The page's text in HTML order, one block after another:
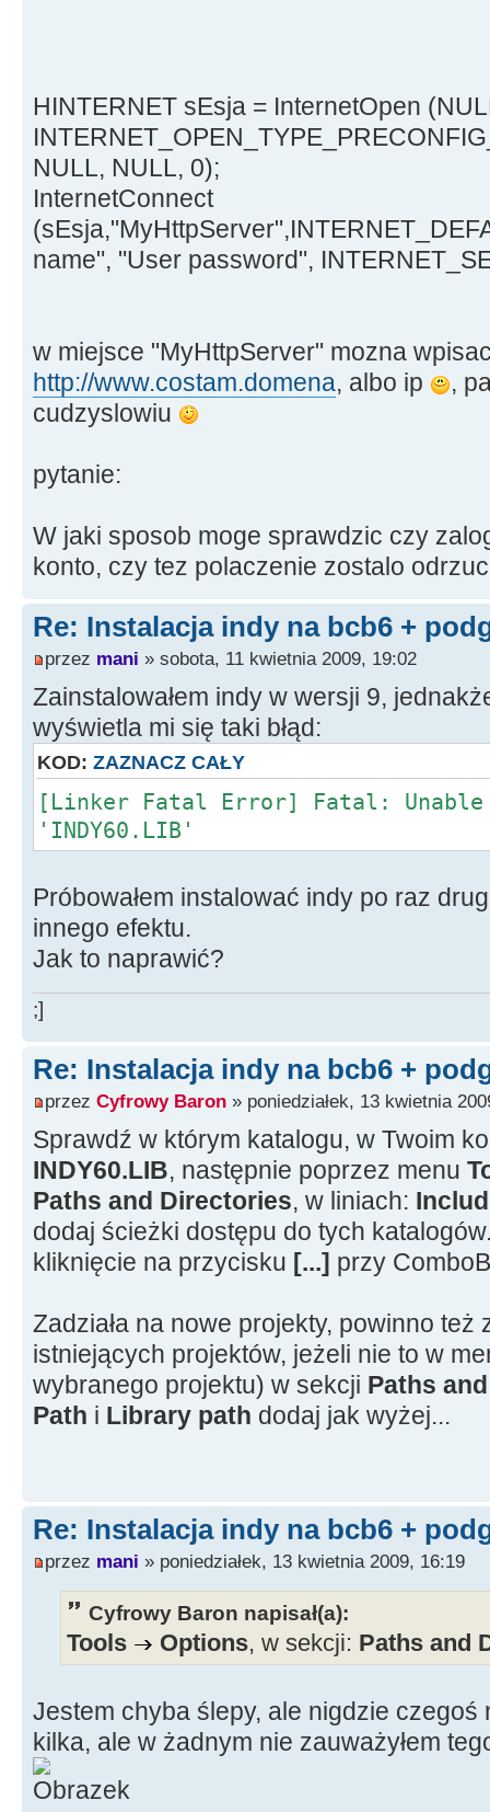
HINTERNET sEsja = InternetOpen
NULL, NULL, 0);
InternetConnect
name", "User password",
w miejsce "MyHttpServer" mozna
http://www.costam.domena, albo ip
,
cudzyslowiu
pytanie:
W jaki sposob moge sprawdzic czy
konto, czy tez polaczenie zostalo
Re: Instalacja indy na bcb6 +
przez mani » sobota, 11 kwietnia 2009, 19:02
Zainstalowałem indy w wersji 9,
wyświetla mi się taki błąd:
KOD: ZAZNACZ CAŁY
[Linker Fatal Error] Fatal:
'INDY60.LIB'
Próbowałem instalować indy po raz
innego efektu.
Jak to naprawić?
;]
Re: Instalacja indy na bcb6 +
przez Cyfrowy Baron » poniedziałek, 13 kwietnia
Sprawdź w którym katalogu, w Twoim
INDY60.LIB, następnie poprzez menu
Paths and Directories, w liniach:
dodaj ścieżki dostępu do tych
kliknięcie na przycisku [...] przy
Zadziała na nowe projekty, powinno też
istniejących projektów, jeżeli nie to w
wybranego projektu) w sekcji Paths
Path i Library path dodaj jak wyżej...
Re: Instalacja indy na bcb6 +
przez mani » poniedziałek, 13 kwietnia 2009, 16:19
Cyfrowy Baron napisał(a):
Tools Options, w sekcji: Paths and
Jestem chyba ślepy, ale nigdzie czegoś
kilka, ale w żadnym nie zauważyłem